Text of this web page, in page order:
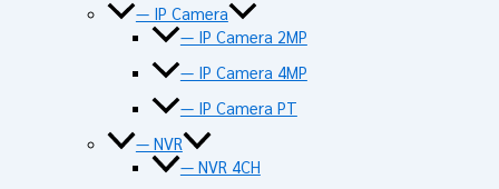
— IP Camera
— IP Camera 2MP
— IP Camera 4MP
— IP Camera PT
— NVR
— NVR 4CH